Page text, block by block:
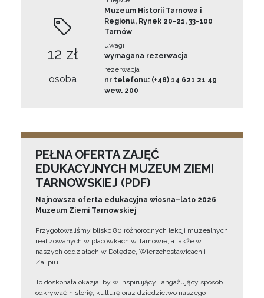
12 zł
osoba
Muzeum Historii Tarnowa i
Regionu, Rynek 20-21, 33-100
Tarnów
uwagi
wymagana rezerwacja
rezerwacja
nr telefonu: (+48) 14 621 21 49
wew. 200
PEŁNA OFERTA ZAJĘĆ
EDUKACYJNYCH MUZEUM ZIEMI
TARNOWSKIEJ (PDF)
Najnowsza oferta edukacyjna wiosna–lato 2026
Muzeum Ziemi Tarnowskiej
Przygotowaliśmy blisko 80 różnorodnych lekcji muzealnych
realizowanych w placówkach w Tarnowie, a także w
naszych oddziałach w Dołędze, Wierzchosławicach i
Zalipiu.
To doskonała okazja, by w inspirujący i angażujący sposób
odkrywać historię, kulturę oraz dziedzictwo naszego